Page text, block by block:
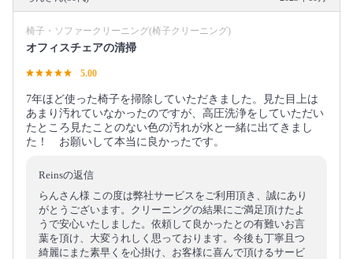
椅子・ソファークリーニング(椅子クリーニング)
オフィスチェアの清掃
5.00
7年ほど使った椅子を掃除していただきました。見た目上は
あまり汚れていなかったのですが、高圧洗浄をしていただい
たところ見たことのない色の汚れが水と一緒に出てきまし
た！ お願いして本当に良かったです。
Reinsの返信
らんさん様 この度は弊社サービスをご利用頂き、誠にあり
がとうございます。クリーニングの結果にご満足頂けたよ
うで安心いたしました。依頼して良かったとの有難いお言
葉を頂け、大変うれしく思っております。今後も丁寧且つ
綺麗にまた素早くを心掛け、お客様に喜んで頂けるサービ